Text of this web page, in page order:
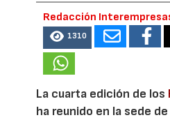
Redacción
1310
La cuarta edición de los
ha reunido en la sede